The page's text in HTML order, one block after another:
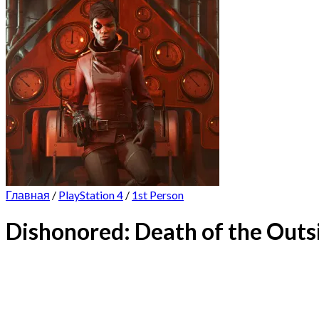
Главная / PlayStation 4 / 1st Person
Dishonored: Death of the